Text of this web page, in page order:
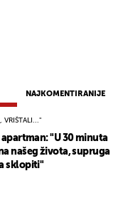
NAJKOMENTIRANIJE
VRIŠTALI..."
"U 30 minuta
našeg života, supruga
sklopiti"